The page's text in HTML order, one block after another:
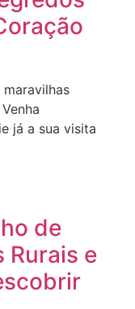
já a sua visita
de
Rurais e